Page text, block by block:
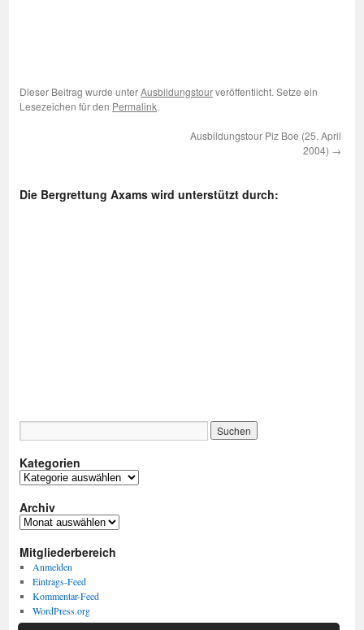
Dieser Beitrag wurde unterAusbildungstourveröffentlicht. Setze ein
Lesezeichen für den Permalink.
Ausbildungstour Piz Boe (25. April
2004) →
Die Bergrettung Axams wird unterstützt durch:
Kategorien
Kategorien
Archiv
Archiv
Mitgliederbereich
Anmelden
Eintrags-Feed
Kommentar-Feed
WordPress.org